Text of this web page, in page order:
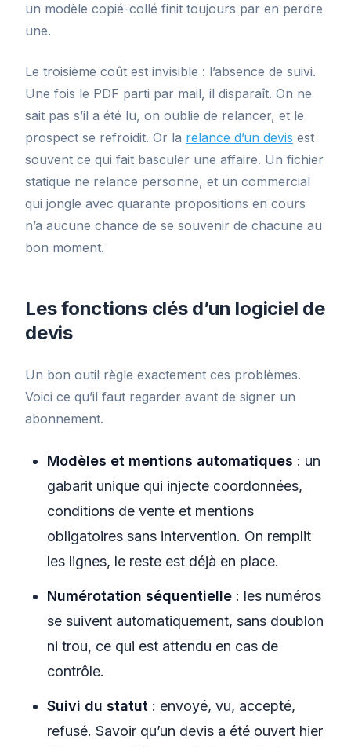
un modèle copié-collé finit toujours par en perdre
une.
Le troisième coût est invisible : l’absence de suivi.
Une fois le PDF parti par mail, il disparaît. On ne
sait pas s’il a été lu, on oublie de relancer, et le
prospect se refroidit. Or la relance d’un devis est
souvent ce qui fait basculer une affaire. Un fichier
statique ne relance personne, et un commercial
qui jongle avec quarante propositions en cours
n’a aucune chance de se souvenir de chacune au
bon moment.
Les fonctions clés d’un logiciel de
devis
Un bon outil règle exactement ces problèmes.
Voici ce qu’il faut regarder avant de signer un
abonnement.
Modèles et mentions automatiques : un
gabarit unique qui injecte coordonnées,
conditions de vente et mentions
obligatoires sans intervention. On remplit
les lignes, le reste est déjà en place.
Numérotation séquentielle : les numéros
se suivent automatiquement, sans doublon
ni trou, ce qui est attendu en cas de
contrôle.
Suivi du statut : envoyé, vu, accepté,
refusé. Savoir qu’un devis a été ouvert hier